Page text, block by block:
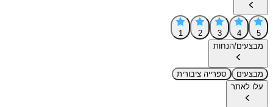
5
4
3
2
1
מבצעים/הנחות
מבצעים
ספרייה ציבורית
עלו לאתר